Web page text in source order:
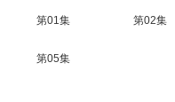
第01集 第02集
第05集